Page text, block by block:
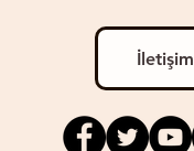
İletişim